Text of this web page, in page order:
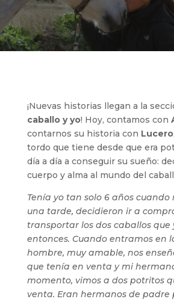
¡Nuevas historias llegan a la
caballo y yo! Hoy, contamos con
contarnos su historia con Lucero
tordo que tiene desde que era
día a día a conseguir su sueño:
cuerpo y alma al mundo del
Tenía yo tan solo 6 años cuando
una tarde, decidieron ir a
transportar los dos caballos que
entonces. Cuando entramos en
hombre, muy amable, nos
que tenía en venta y mi
momento, vimos a dos potritos
venta. Eran hermanos de padre